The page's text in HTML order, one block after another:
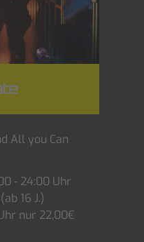
All you Can
- 24:00 Uhr
16 J.)
nur 22,00€